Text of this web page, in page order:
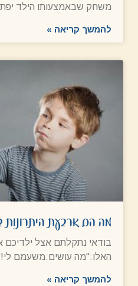
משחק שבאמצעותו הילד
להמשך קריאה »
מה הם ארבעת היתרונות
בודאי נתקלתם אצל
האלו:"מה עושים:משעמם לי!"
להמשך קריאה »